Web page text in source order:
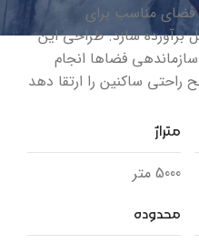
فضای مناسب برای
برآورده سازد. طراحی این
فضاها انجام
ساکنین را ارتقا دهد
متراژ
5000 متر
محدوده